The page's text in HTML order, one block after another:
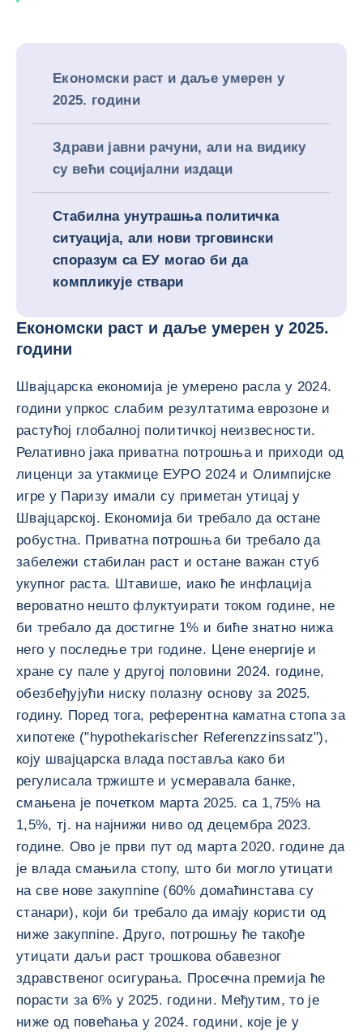
Економски раст и даље умерен у
2025. години
Здрави јавни рачуни, али на видику
су већи социјални издаци
Стабилна унутрашња политичка
ситуација, али нови трговински
споразум са ЕУ могао би да
компликује ствари
Економски раст и даље умерен у 2025.
години
Швајцарска економија је умерено расла у 2024.
години упркос слабим резултатима еврозоне и
растућој глобалној политичкој неизвесности.
Релативно јака приватна потрошња и приходи од
лиценци за утакмице ЕУРО 2024 и Олимпијске
игре у Паризу имали су приметан утицај у
Швајцарској. Економија би требало да остане
робустна. Приватна потрошња би требало да
забележи стабилан раст и остане важан стуб
укупног раста. Штавише, иако ће инфлација
вероватно нешто флуктуирати током године, не
би требало да достигне 1% и биће знатно нижа
него у последње три године. Цене енергије и
хране су пале у другој половини 2024. године,
обезбеђујући ниску полазну основу за 2025.
годину. Поред тога, референтна каматна стопа за
хипотеке ("hypothekarischer Referenzzinssatz"),
коју швајцарска влада поставља како би
регулисала тржиште и усмеравала банке,
смањена је почетком марта 2025. са 1,75% на
1,5%, тј. на најнижи ниво од децембра 2023.
године. Ово је први пут од марта 2020. године да
је влада смањила стопу, што би могло утицати
на све нове закупnine (60% домаћинстава су
станари), који би требало да имају користи од
ниже закупnine. Друго, потрошњу ће такође
утицати даљи раст трошкова обавезног
здравственог осигурања. Просечна премија ће
порасти за 6% у 2025. години. Међутим, то је
ниже од повећања у 2024. години, које је у